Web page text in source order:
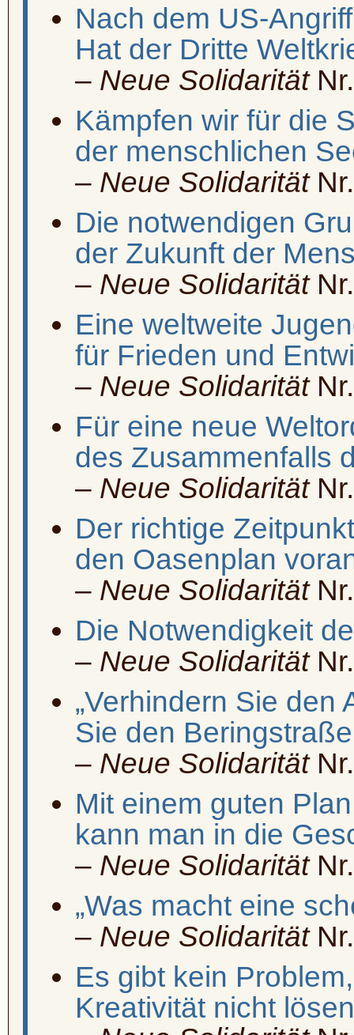
Nach dem US-
Hat der Dritte
– Neue Solidarität
Kämpfen wir für die
der menschlichen
– Neue Solidarität
Die notwendigen
der Zukunft der
– Neue Solidarität
Eine weltweite
für Frieden und
– Neue Solidarität
Für eine neue
des Zusammenfalls
– Neue Solidarität
Der richtige
den Oasenplan
– Neue Solidarität
Die Notwendigkeit
– Neue Solidarität
„Verhindern Sie den
Sie den
– Neue Solidarität
Mit einem guten
kann man in die
– Neue Solidarität
„Was macht eine
– Neue Solidarität
Es gibt kein
Kreativität nicht